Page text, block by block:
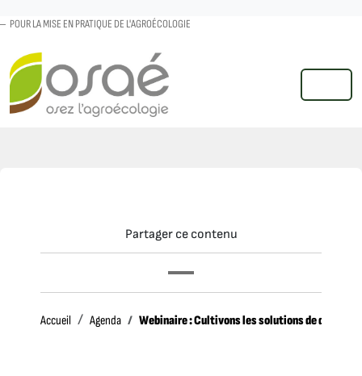
POUR LA MISE EN PRATIQUE DE L'AGROÉCOLOGIE
MENU
Partager ce contenu
Accueil AccueilAgenda Webinaire : Cultivons les solutions de demain